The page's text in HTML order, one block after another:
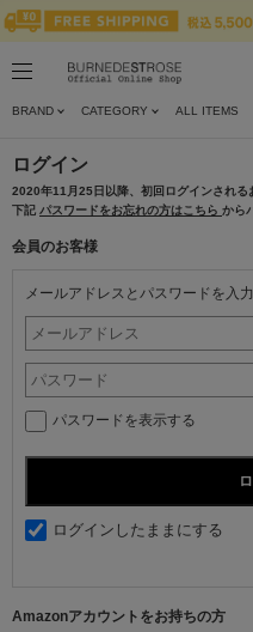
BRAND CATEGORY ALL ITEMS
ログイン
2020年11月25日以降、初回ログインされる
下記 パスワードをお忘れの方はこちら から
会員のお客様
メールアドレスとパスワードを入
パスワードを表示する
ログインしたままにする
Amazonアカウントをお持ちの方